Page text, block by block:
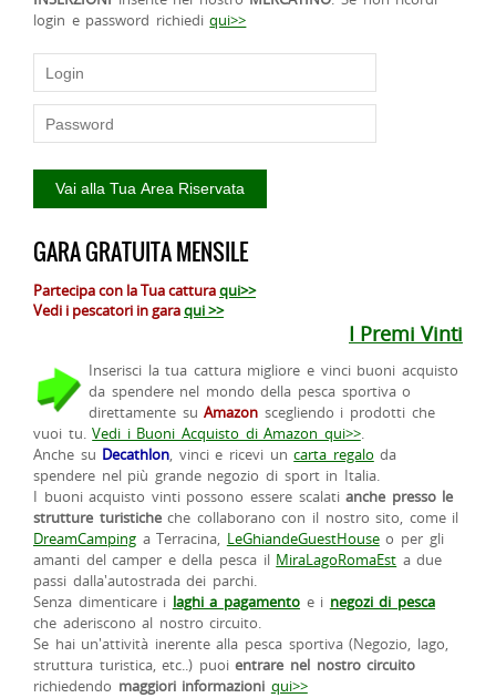
login e password richiediqui>>
GARA GRATUITA MENSILE
Partecipa con la Tua catturaqui>>
Vedi i pescatori in garaqui >>
I Premi Vinti
Inserisci la tua cattura migliore e vinci buoni acquisto
da spendere nel mondo della pesca sportiva o
direttamente suAmazon scegliendo i prodotti che
vuoi tu.Vedi i Buoni Acquisto di Amazon qui>>.
Anche su Decathlon, vinci e ricevi uncarta regalo da
spendere nel più grande negozio di sport in Italia.
I buoni acquisto vinti possono essere scalatianche presso le
strutture turisticheche collaborano con il nostro sito, come il
DreamCamping a Terracina, LeGhiandeGuestHouseo per gli
amanti del camper e della pesca il MiraLagoRomaEst a due
passi dalla'autostrada dei parchi.
Senza dimenticare i laghi a pagamento e i negozi di pesca
che aderiscono al nostro circuito.
Se hai un'attività inerente alla pesca sportiva (Negozio, lago,
struttura turistica, etc..) puoientrare nel nostro circuito
richiedendo maggiori informazioni qui>>